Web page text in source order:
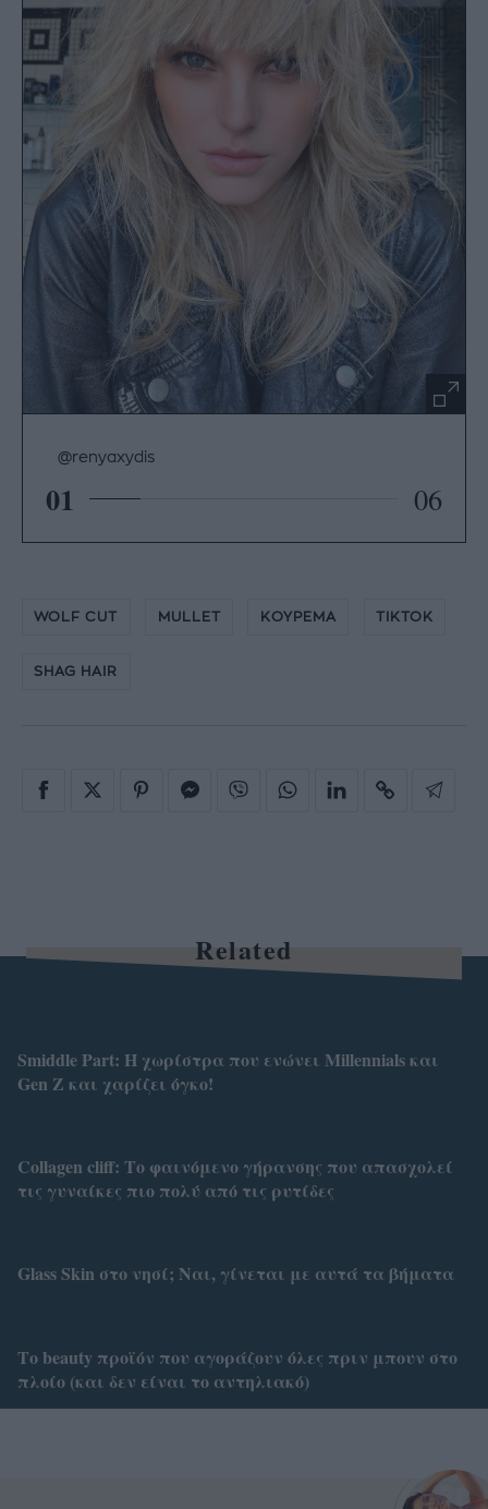
@renyaxydis
01 06
WOLF CUT MULLET ΚΟΥΡΕΜΑ TIKTOK
SHAG HAIR
Related
Smiddle Part: Η χωρίστρα που ενώνει Millennials και
Gen Z και χαρίζει όγκο!
Collagen cliff: Το φαινόμενο γήρανσης που απασχολεί
τις γυναίκες πιο πολύ από τις ρυτίδες
Glass Skin στο νησί; Ναι, γίνεται με αυτά τα βήματα
Το beauty προϊόν που αγοράζουν όλες πριν μπουν στο
πλοίο (και δεν είναι το αντηλιακό)